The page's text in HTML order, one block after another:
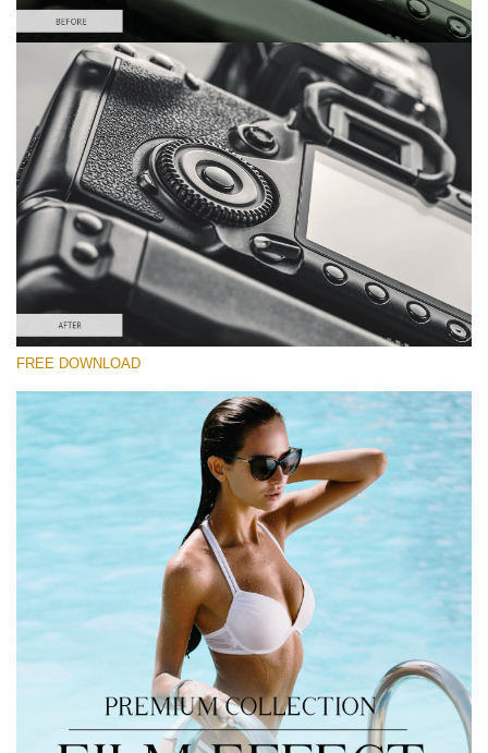
Por favor selecione
Lightroom Preset for Product Photo #23
Film Effect
(30 Lr Presets)
Must-Have Collection
(1432 Lr Presets)
Entire Collection
(2067 Lr Presets)
Download Grátis
FREE DOWNLOAD